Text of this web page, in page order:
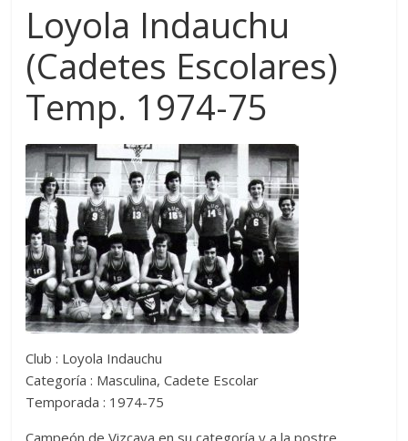
Loyola Indauchu
(Cadetes Escolares)
Temp. 1974-75
Club : Loyola Indauchu
Categoría : Masculina, Cadete Escolar
Temporada : 1974-75
Campeón de Vizcaya en su categoría y a la postre